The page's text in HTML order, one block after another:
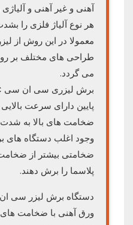
آهنی و غیر آهنی و
هر نوع آلیاژ فلزی را
معمولا در این روش از
طراحی های مختلف بر
می گردد.
پایین دارای سرعت
ضخامت های بالا به شدت
وجود اغلب دستگاه‌ های
ضخامتی بیشتر از
پلاسما را برش دهند.